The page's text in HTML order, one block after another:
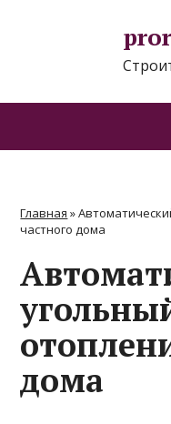
Главная »
частного дома
дома